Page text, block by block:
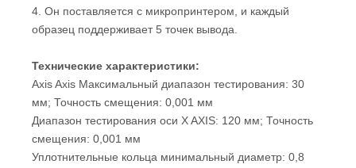
4. Он поставляется с микропринтером, и каждый
образец поддерживает 5 точек вывода.
Технические характеристики:
Axis Axis Максимальный диапазон тестирования: 30
мм; Точность смещения: 0,001 мм
Диапазон тестирования оси X AXIS: 120 мм; Точность
смещения: 0,001 мм
Уплотнительные кольца минимальный диаметр: 0,8